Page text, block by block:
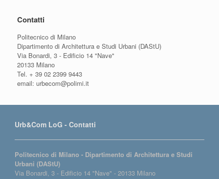
Contatti
Politecnico di Milano
Dipartimento di Architettura e Studi Urbani (DAStU)
Via Bonardi, 3 - Edificio 14 "Nave"
20133 Milano
Tel. + 39 02 2399 9443
email: urbecom@polimi.it
Urb&Com LoG - Contatti
Politecnico di Milano - Dipartimento di Architettura e Studi
Urbani (DAStU)
Via Bonardi, 3 - Edificio 14 "Nave" - 20133 Milano